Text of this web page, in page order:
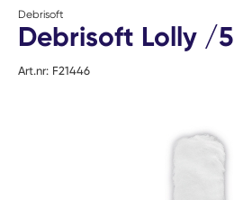
Debrisoft
Debrisoft Lolly /5
Art.nr: F21446